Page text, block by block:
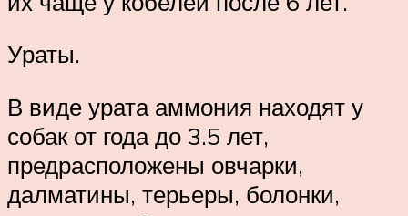
Ураты.
В виде урата аммония находят у
собак от года до 3.5 лет,
предрасположены овчарки,
далматины, терьеры, болонки,